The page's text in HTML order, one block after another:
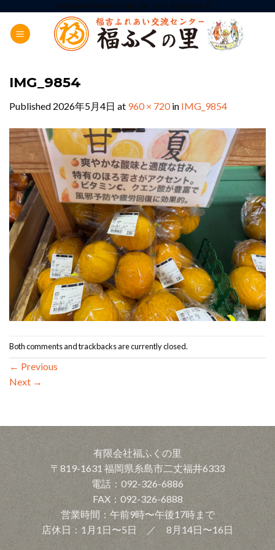
content
ADD ANYTHING HERE OR JUST REMOVE IT...
IMG_9854
Published 2026年5月4日 at 960 × 720in IMG_9854
Both comments and trackbacks are currently closed.
← Previous
Next →
有限会社福ふくの里
〒819-1631 福岡県糸島市二丈福井6333
電話：092-326-6886
FAX：092-326-6888
営業時間：午前9時〜午後17時まで
店休日：1月1日〜5日 ／ 8月14日〜16日